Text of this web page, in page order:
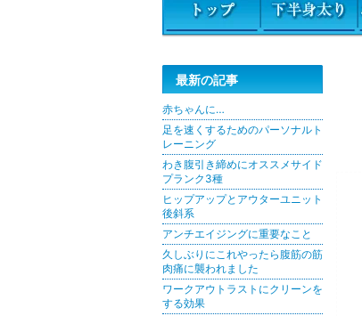
最新の記事
赤ちゃんに…
足を速くするためのパーソナルト
レーニング
わき腹引き締めにオススメサイド
プランク3種
ヒップアップとアウターユニット
後斜系
アンチエイジングに重要なこと
久しぶりにこれやったら腹筋の筋
肉痛に襲われました
ワークアウトラストにクリーンを
する効果